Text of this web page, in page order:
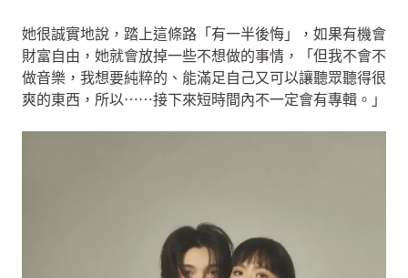
她很誠實地說，踏上這條路「有一半後悔」，如果有機會
財富自由，她就會放掉一些不想做的事情，「但我不會不
做音樂，我想要純粹的、能滿足自己又可以讓聽眾聽得很
爽的東西，所以⋯⋯接下來短時間內不一定會有專輯。」